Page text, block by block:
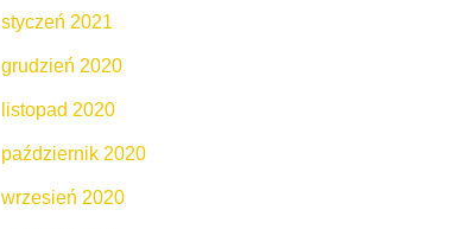
styczeń 2021
grudzień 2020
listopad 2020
październik 2020
wrzesień 2020